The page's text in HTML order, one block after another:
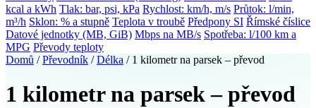
kcal a kWh Tlak: bar, psi, kPa Rychlost: km/h, m/s Průtok: l/min,
m³/h Sklon: % a stupně Teplota v troubě Předpony SI Římské číslice
Datové jednotky (MB, GiB) Mbps na MB/s Spotřeba: l/100 km a
MPG Převody teploty
Domů / Převodník / Délka / 1 kilometr na parsek – převod
1 kilometr na parsek – převod